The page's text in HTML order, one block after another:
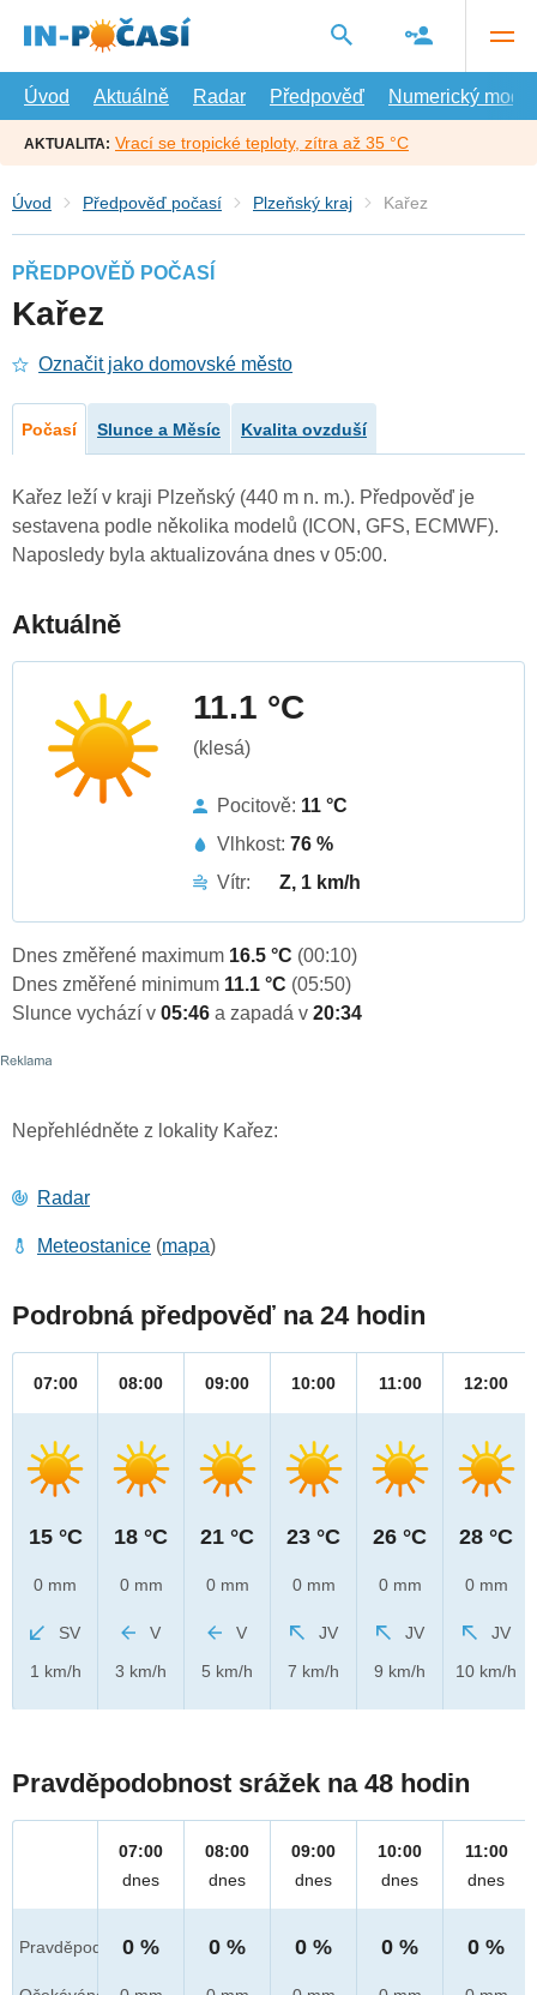
hlavní
Úvod
Aktuálně Radar Předpověď Numerický model
AKTUALITA: Vrací se tropické teploty, zítra až 35 °C
Úvod Předpověď počasí Plzeňský kraj Kařez
PŘEDPOVĚĎ POČASÍ
Kařez
Označit jako domovské město
Počasí Slunce a Měsíc Kvalita ovzduší
Kařez leží v kraji Plzeňský (440 m n. m.). Předpověď je
sestavena podle několika modelů (ICON, GFS, ECMWF).
Naposledy byla aktualizována dnes v 05:00.
Aktuálně
11.1 °C
(klesá)
Pocitově: 11 °C
Vlhkost: 76 %
Vítr:
Z, 1 km/h
Dnes změřené maximum 16.5 °C (00:10)
Dnes změřené minimum 11.1 °C (05:50)
Slunce vychází v 05:46 a zapadá v 20:34
Nepřehlédněte z lokality Kařez:
Radar
Meteostanice (mapa)
Podrobná předpověď na 24 hodin
07:00
15 °C
0 mm
SV
1 km/h
08:00
18 °C
0 mm
V
3 km/h
09:00
21 °C
0 mm
V
5 km/h
10:00
23 °C
0 mm
JV
7 km/h
11:00
26 °C
0 mm
JV
9 km/h
12:00
28 °C
0 mm
JV
10 km/h
Pravděpodobnost srážek na 48 hodin
Pravděpod.
07:00
dnes
0 %
08:00
dnes
0 %
09:00
dnes
0 %
10:00
dnes
0 %
11:00
dnes
0 %